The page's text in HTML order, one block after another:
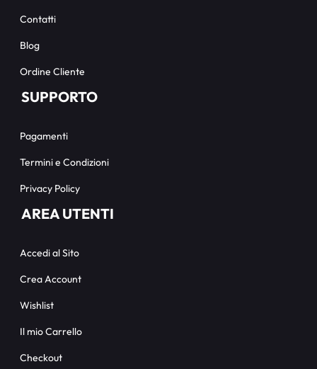
Contatti
Blog
Ordine Cliente
SUPPORTO
Pagamenti
Termini e Condizioni
Privacy Policy
AREA UTENTI
Accedi al Sito
Crea Account
Wishlist
Il mio Carrello
Checkout